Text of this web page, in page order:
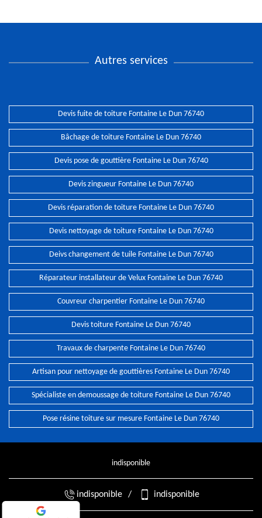
Autres services
Devis fuite de toiture Fontaine Le Dun 76740
Bâchage de toiture Fontaine Le Dun 76740
Devis pose de gouttière Fontaine Le Dun 76740
Devis zingueur Fontaine Le Dun 76740
Devis réparation de toiture Fontaine Le Dun 76740
Devis nettoyage de toiture Fontaine Le Dun 76740
Deivs changement de tuile Fontaine Le Dun 76740
Réparateur installateur de Velux Fontaine Le Dun 76740
Couvreur charpentier Fontaine Le Dun 76740
Devis toiture Fontaine Le Dun 76740
Travaux de charpente Fontaine Le Dun 76740
Artisan pour nettoyage de gouttières Fontaine Le Dun 76740
Spécialiste en demoussage de toiture Fontaine Le Dun 76740
Pose résine toiture sur mesure Fontaine Le Dun 76740
indisponible
indisponible / indisponible